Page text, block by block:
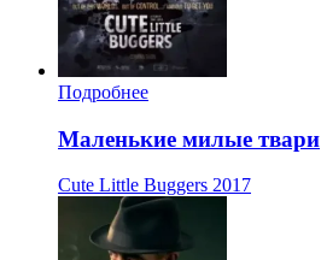
Подробнее
Маленькие милые твари
Cute Little Buggers 2017